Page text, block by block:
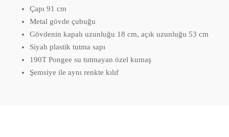
Çapı 91 cm
Metal gövde çubuğu
Gövdenin kapalı uzunluğu 18 cm, açık uzunluğu 53 cm
Siyah plastik tutma sapı
190T Pongee su tutmayan özel kumaş
Şemsiye ile aynı renkte kılıf